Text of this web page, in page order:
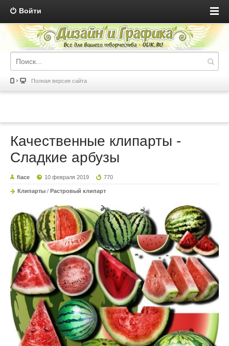
Войти
Полная версия сайта
Качественные клипарты -
Сладкие арбузы
fiace 10 февраля 2019 770
Клипарты / Растровый клипарт